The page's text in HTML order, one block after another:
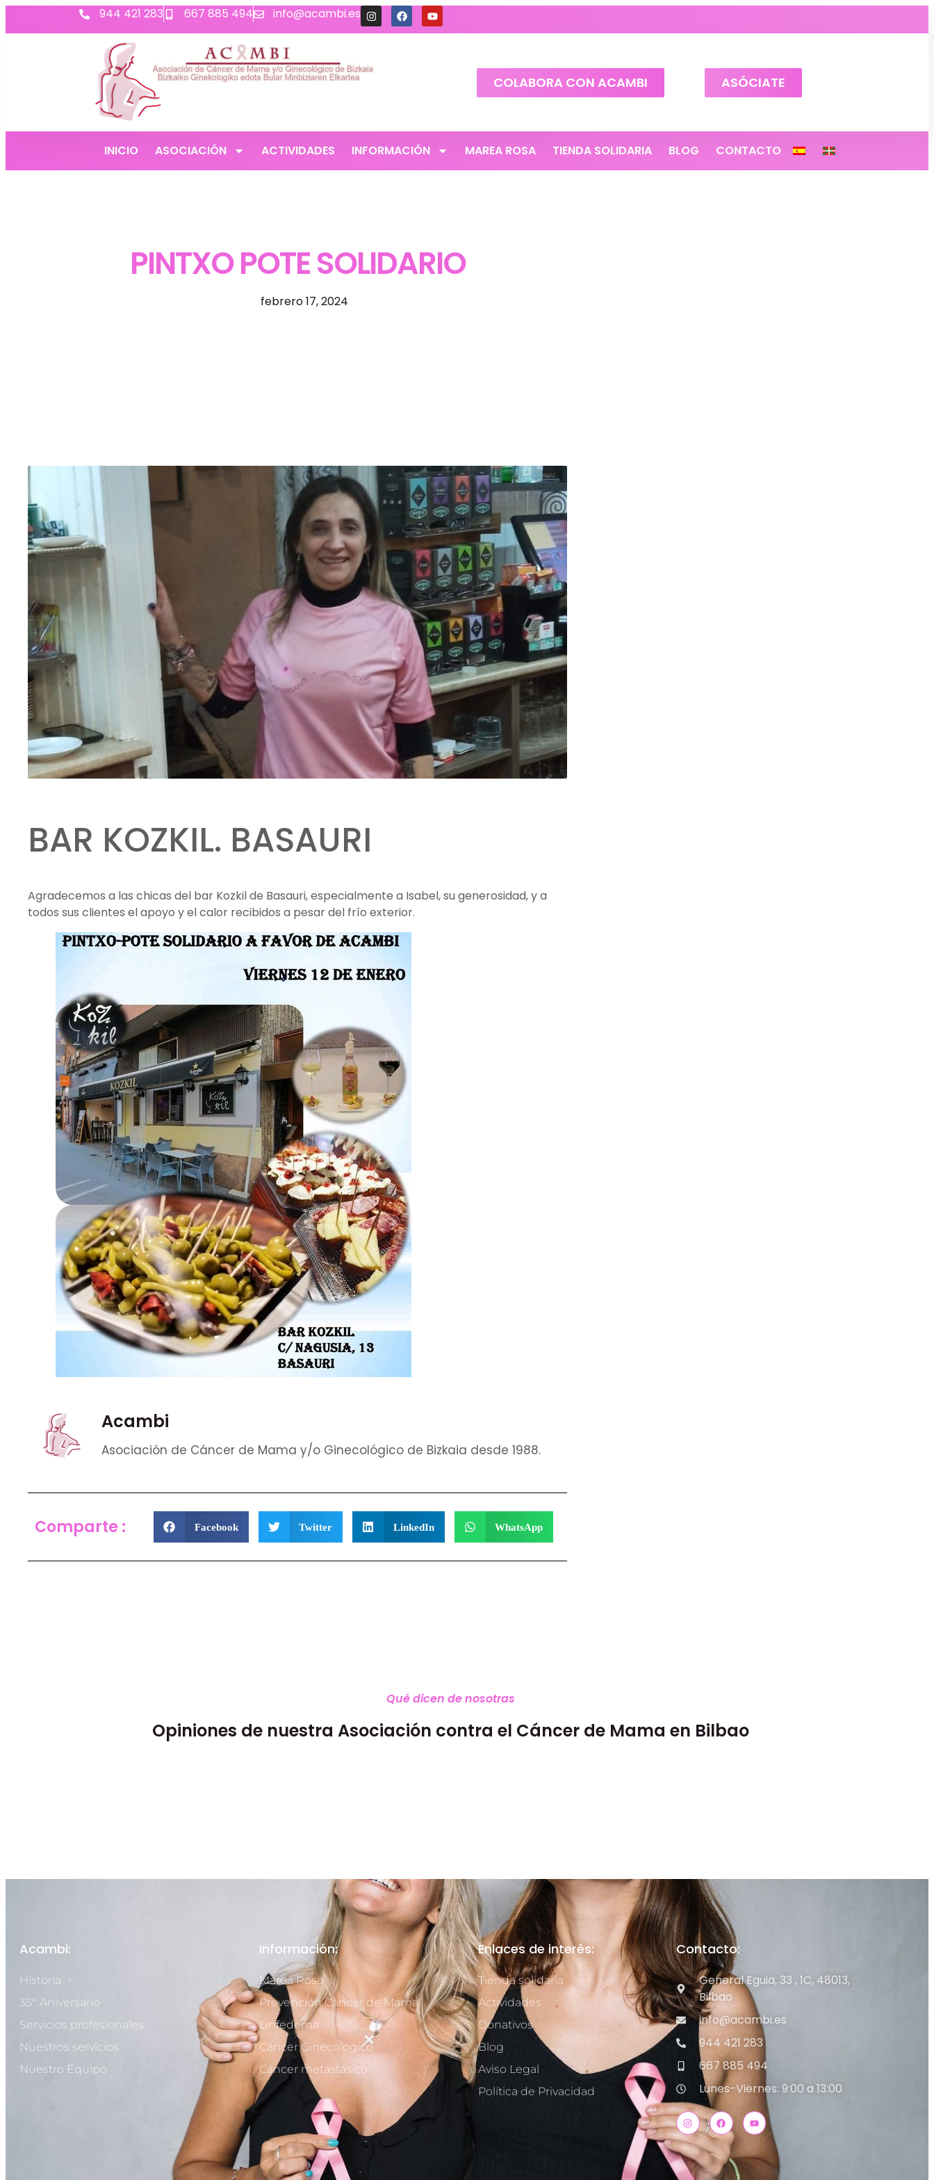
944 421 283 667 885 494 info@acambi.es
COLABORA CON ACAMBI ASÓCIATE
INICIO ASOCIACIÓN ACTIVIDADES INFORMACIÓN MAREA ROSA TIENDA SOLIDARIA BLOG CONTACTO
PINTXO POTE SOLIDARIO
febrero 17, 2024
BAR KOZKIL. BASAURI
Agradecemos a las chicas del bar Kozkil de Basauri, especialmente a Isabel, su generosidad, y a
todos sus clientes el apoyo y el calor recibidos a pesar del frío exterior.
Acambi
Asociación de Cáncer de Mama y/o Ginecológico de Bizkaia desde 1988.
Comparte : Facebook Twitter LinkedIn WhatsApp
Qué dicen de nosotras
Opiniones de nuestra Asociación contra el Cáncer de Mama en Bilbao
Acambi:
Historia
35º Aniversario
Servicios profesionales
Nuestros servicios
Nuestro Equipo
Información:
Marea Rosa
Prevención Cáncer de Mama
Linfedema
Cáncer Ginecológico
Cáncer metastásico
Enlaces de interés:
Tienda solidaria
Actividades
Donativos
Blog
Aviso Legal
Política de Privacidad
Contacto:
General Eguia, 33 , 1C, 48013,
Bilbao
info@acambi.es
944 421 283
667 885 494
Lunes-Viernes: 9:00 a 13:00